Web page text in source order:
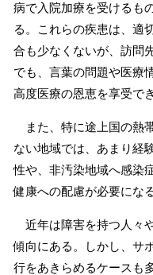
病で入院加療を受けるも
る。これらの疾患は、適
合も少なくないが、訪問
でも、言葉の問題や医療
高度医療の恩恵を享受で
また、特に途上国の熱
ない地域では、あまり経
性や、非汚染地域へ感染
健康への配慮が必要になる
近年は障害を持つ人々
傾向にある。しかし、サ
行をあきらめるケースも